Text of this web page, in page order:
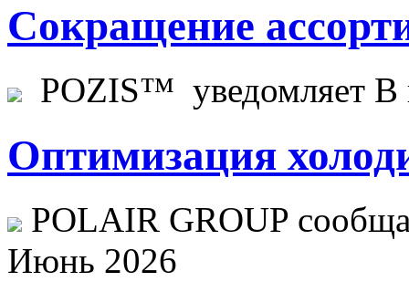
Сокращение
POZIS™ уведомляет В
Оптимизация
POLAIR GROUP
Июнь 2026